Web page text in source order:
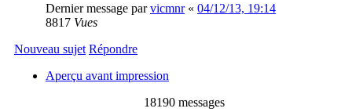
Dernier message parvicmnr« 04/12/13, 19:14
8817 Vues
Nouveau sujet Répondre
Aperçu avant impression
18190 messages